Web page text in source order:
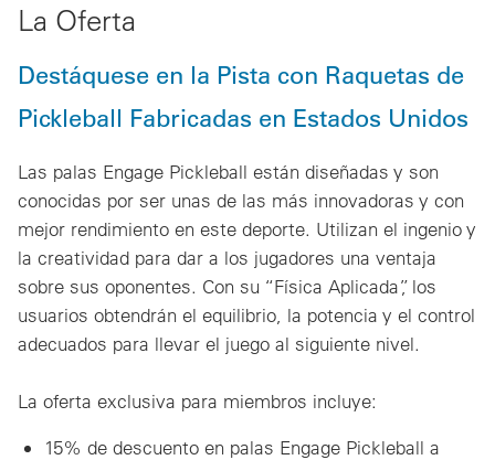
La Oferta
Destáquese en la Pista con Raquetas de
Pickleball Fabricadas en Estados Unidos
Las palas Engage Pickleball están diseñadas y son
conocidas por ser unas de las más innovadoras y con
mejor rendimiento en este deporte. Utilizan el ingenio y
la creatividad para dar a los jugadores una ventaja
sobre sus oponentes. Con su “Física Aplicada”, los
usuarios obtendrán el equilibrio, la potencia y el control
adecuados para llevar el juego al siguiente nivel.
La oferta exclusiva para miembros incluye:
15% de descuento en palas Engage Pickleball a